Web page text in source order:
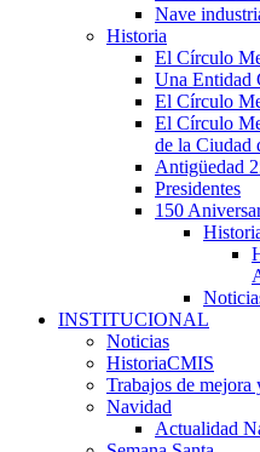
Nave
Historia
El Círculo
Una Entidad
El Círculo
El Círculo
de la Ciudad
Antigüedad
Presidentes
150
INSTITUCIONAL
Noticias
HistoriaCMIS
Trabajos de mejora
Navidad
Actualidad